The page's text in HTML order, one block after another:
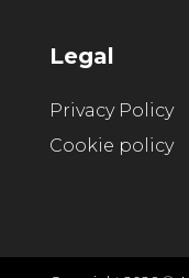
Legal
Privacy Policy
Cookie policy